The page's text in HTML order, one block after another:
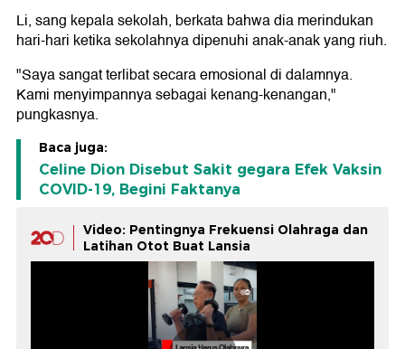
Li, sang kepala sekolah, berkata bahwa dia merindukan
hari-hari ketika sekolahnya dipenuhi anak-anak yang riuh.
"Saya sangat terlibat secara emosional di dalamnya.
Kami menyimpannya sebagai kenang-kenangan,"
pungkasnya.
Baca juga:
Celine Dion Disebut Sakit gegara Efek Vaksin
COVID-19, Begini Faktanya
Video: Pentingnya Frekuensi Olahraga dan
Latihan Otot Buat Lansia